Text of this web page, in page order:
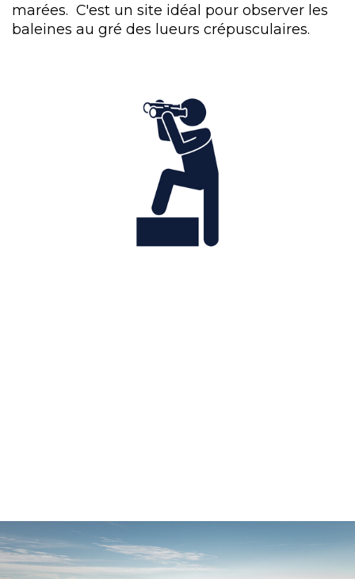
marées. C'est un site idéal pour observer les
baleines au gré des lueurs crépusculaires.